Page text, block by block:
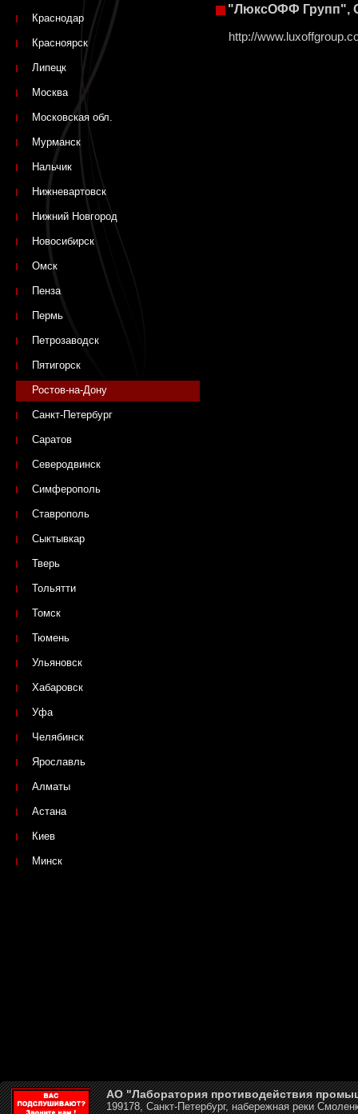
"ЛюксОФФ Групп",
http://
Краснодар
Красноярск
Липецк
Москва
Московская обл.
Мурманск
Нальчик
Нижневартовск
Нижний Новгород
Новосибирск
Омск
Пенза
Пермь
Петрозаводск
Пятигорск
Ростов-на-Дону
Санкт-Петербург
Саратов
Северодвинск
Симферополь
Ставрополь
Сыктывкар
Тверь
Тольятти
Томск
Тюмень
Ульяновск
Хабаровск
Уфа
Челябинск
Ярославль
Алматы
Астана
Киев
Минск
АО "Лаборатория противодействия
199178, Санкт-Петербург, набережная реки